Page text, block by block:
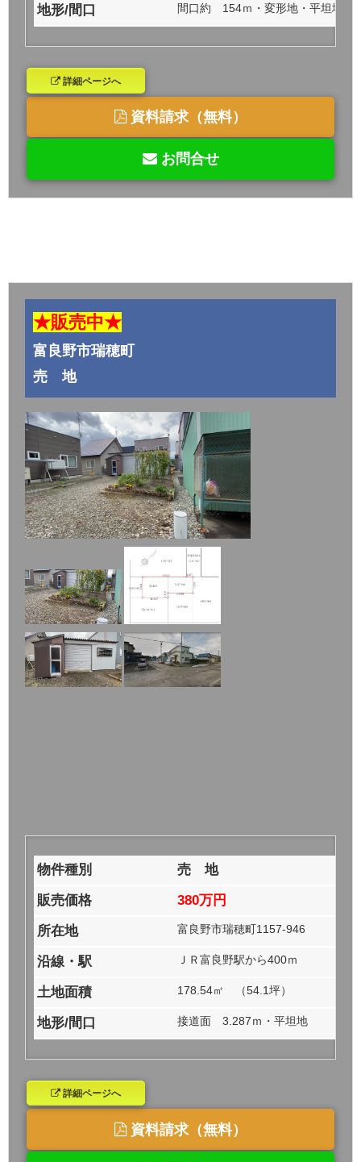
地形/間口 間口約 154ｍ・変形地・平坦地
詳細ページへ
資料請求（無料）
お問合せ
★販売中★
富良野市瑞穂町
売 地
物件種別
売 地
販売価格
380万円
所在地
富良野市瑞穂町1157-946
沿線・駅 ＪＲ富良野駅から400ｍ
土地面積 178.54㎡ （54.1坪）
地形/間口 接道面 3.287ｍ・平坦地
詳細ページへ
資料請求（無料）